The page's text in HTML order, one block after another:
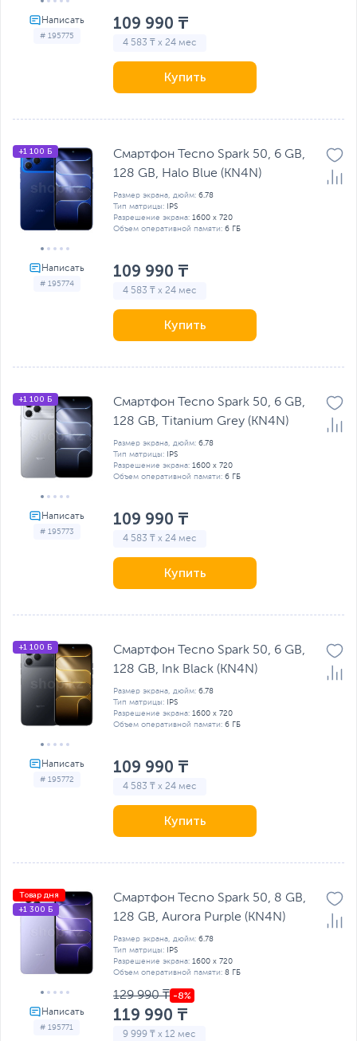
# 195775
109 990 ₸
4 583 ₸ x 24 мес
Купить
# 195774
+1 100 Б
Смартфон Tecno Spark 50, 6 GB,
128 GB, Halo Blue (KN4N)
Размер экрана, дюйм: 6.78
Тип матрицы:
IPS
Разрешение экрана: 1600 x 720
Объем оперативной памяти: 6 ГБ
109 990 ₸
4 583 ₸ x 24 мес
Купить
# 195773
+1 100 Б
Смартфон Tecno Spark 50, 6 GB,
128 GB, Titanium Grey (KN4N)
Размер экрана, дюйм: 6.78
Тип матрицы:
IPS
Разрешение экрана: 1600 x 720
Объем оперативной памяти: 6 ГБ
109 990 ₸
4 583 ₸ x 24 мес
Купить
# 195772
+1 100 Б
Смартфон Tecno Spark 50, 6 GB,
128 GB, Ink Black (KN4N)
Размер экрана, дюйм: 6.78
Тип матрицы:
IPS
Разрешение экрана: 1600 x 720
Объем оперативной памяти: 6 ГБ
109 990 ₸
4 583 ₸ x 24 мес
Купить
# 195771
Товар дня
+1 300 Б
Смартфон Tecno Spark 50, 8 GB,
128 GB, Aurora Purple (KN4N)
Размер экрана, дюйм: 6.78
Тип матрицы:
IPS
Разрешение экрана: 1600 x 720
Объем оперативной памяти: 8 ГБ
129 990 ₸
119 990 ₸
9 999 ₸ x 12 мес